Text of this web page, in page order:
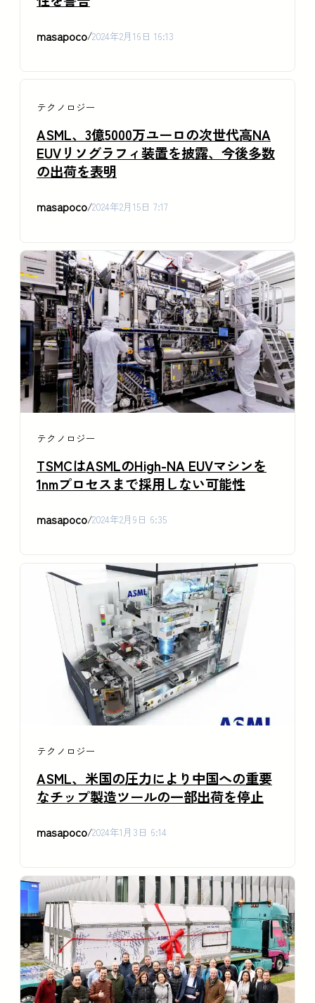
masapoco/2024年2月16日 16:13
テクノロジー
ASML、3億5000万ユーロの次世代高NA
EUVリソグラフィ装置を披露、今後多数
の出荷を表明
masapoco/2024年2月15日 7:17
テクノロジー
TSMCはASMLのHigh-NA EUVマシンを
1nmプロセスまで採用しない可能性
masapoco/2024年2月9日 6:35
テクノロジー
ASML、米国の圧力により中国への重要
なチップ製造ツールの一部出荷を停止
masapoco/2024年1月3日 6:14